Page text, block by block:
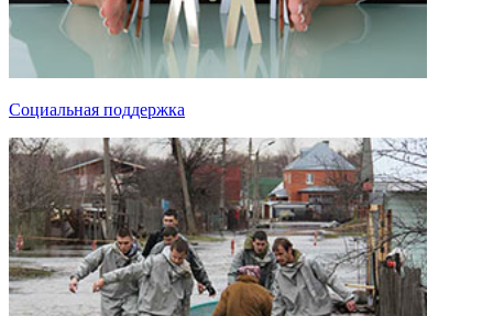
Социальная поддержка